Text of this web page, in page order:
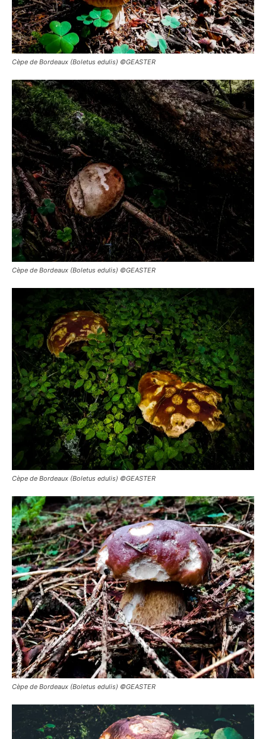
Cèpe de Bordeaux (Boletus edulis) ©GEASTER
Cèpe de Bordeaux (Boletus edulis) ©GEASTER
Cèpe de Bordeaux (Boletus edulis) ©GEASTER
Cèpe de Bordeaux (Boletus edulis) ©GEASTER